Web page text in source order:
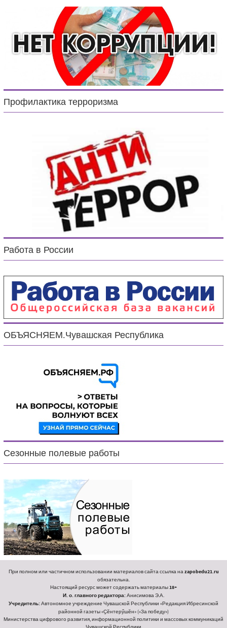
Профилактика терроризма
Работа в России
ОБЪЯСНЯЕМ.Чувашская Республика
Сезонные полевые работы
При полном или частичном использовании материалов сайта ссылка наzapobedu21.ru
обязательна.
Настоящий ресурс может содержать материалы18+
И. о. главного редактора:Анисимова Э.А.
Учредитель:Автономное учреждение Чувашской Республики «Редакция Ибресинской
районной газеты «Ҫӗнтерӳшӗн» («За победу»)
Министерства цифрового развития, информационной политики и массовых коммуникаций